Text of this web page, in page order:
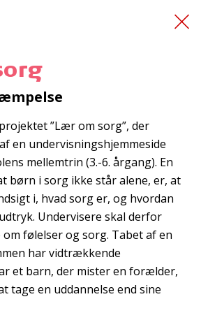
”Lær om sorg”, der
en undervisningshjemmeside
mellemtrin (3.-6. årgang). En
børn i sorg ikke står alene, er, at
i, hvad sorg er, og hvordan
Undervisere skal derfor
følelser og sorg. Tabet af en
har vidtrækkende
et barn, der mister en forælder,
tage en uddannelse end sine
TrygFondens og TryghedsGruppens